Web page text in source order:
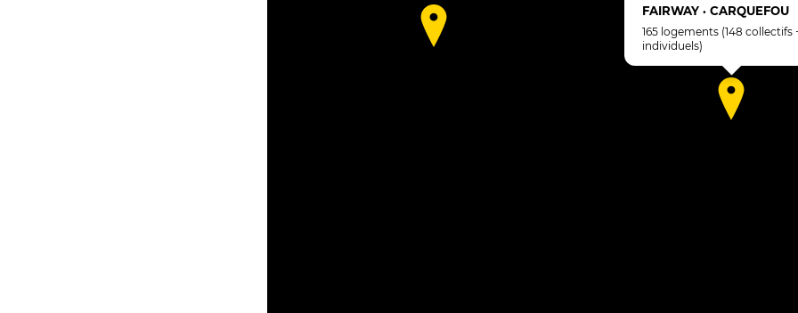
FAIRWAY • CARQUEFOU
165 logements (148 collectifs + 17
individuels)